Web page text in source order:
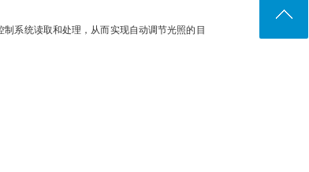
系统读取和处理，从而实现自动调节光照的目